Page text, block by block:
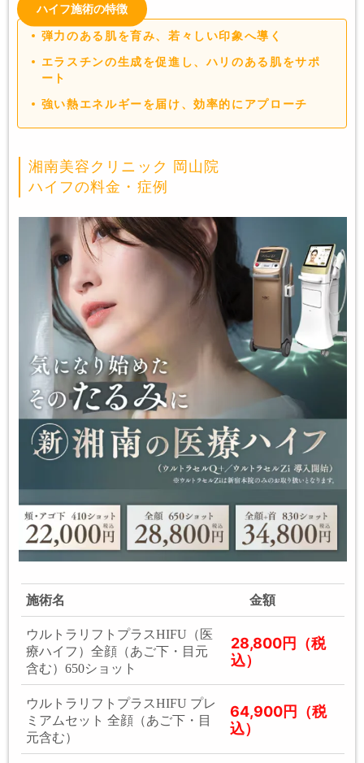
ハイフ施術の特徴
弾力のある肌を育み、若々しい印象へ導く
エラスチンの生成を促進し、ハリのある肌をサポ
ート
強い熱エネルギーを届け、効率的にアプローチ
湘南美容クリニック 岡山院
ハイフの料金・症例
施術名 金額
ウルトラリフトプラスHIFU（医
療ハイフ）全顔（あご下・目元
含む）650ショット
28,800円（税
込）
ウルトラリフトプラスHIFU プレ
ミアムセット 全顔（あご下・目
元含む）
64,900円（税
込）